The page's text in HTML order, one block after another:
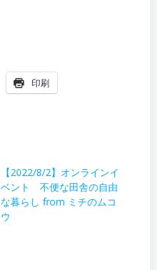
印刷
【2022/8/2】オンラインイ
ベント 不便な田舎の自由
な暮らし from ミチのムコ
ウ